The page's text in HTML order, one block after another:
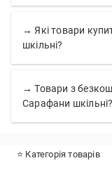
→ Які товари
шкільні?
→ Товари з
Сарафани шкільні?
⭐ Категорія товарів